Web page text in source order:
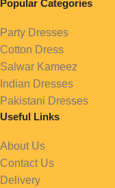
Popular Categories
Party Dresses
Cotton Dress
Salwar Kameez
Indian Dresses
Pakistani Dresses
Useful Links
About Us
Contact Us
Delivery